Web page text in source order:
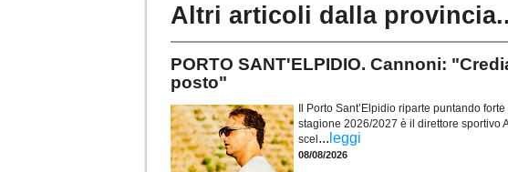
Altri articoli dalla
PORTO SANT'ELPIDIO. Cannoni:
posto"
Il Porto Sant’Elpidio riparte puntando
stagione 2026/2027 è il direttore sportivo
scel ... leggi
08/08/2026